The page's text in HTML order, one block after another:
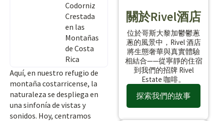
Codorniz
Crestada
en las
Montañas
de Costa
Rica
Aquí, en nuestro refugio de
montaña costarricense, la
naturaleza se despliega en
una sinfonía de vistas y
sonidos. Hoy, centramos
關於Rivel酒店
位於哥斯大黎加鬱鬱蔥
蔥的風景中，Rivel 酒店
將生態奢華與真實體驗
相結合——從寧靜的住宿
到我們的招牌 Rivel
Estate 咖啡。
探索我們的故事